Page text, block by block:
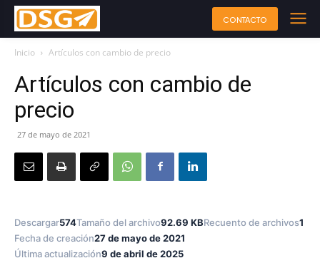
CONTACTO
Inicio Artículos con cambio de precio
Artículos con cambio de
precio
27 de mayo de 2021
Descargar574Tamaño del archivo92.69 KBRecuento de archivos1
Fecha de creación27 de mayo de 2021
Última actualización9 de abril de 2025